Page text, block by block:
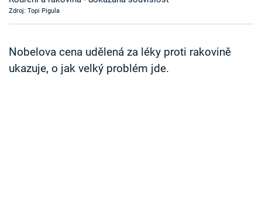
Sledujte nás
Zdroj: Topi Pigula
Nobelova cena udělená za léky proti rakovině
ukazuje, o jak velký problém jde.